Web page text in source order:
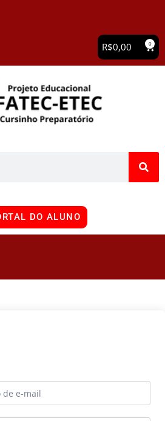
R$0,00 0
DO ALUNO